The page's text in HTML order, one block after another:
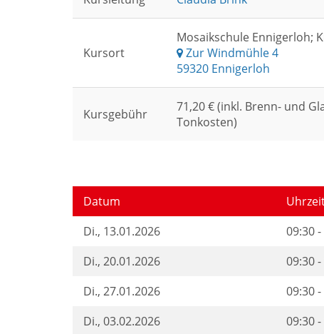
Kursort
Mosaikschule Ennigerloh;
Zur Windmühle 4
59320 Ennigerloh
Kursgebühr
71,20 € (inkl. Brenn- und
Tonkosten)
Datum
Di., 13.01.2026 09:30
Di., 20.01.2026 09:30
Di., 27.01.2026 09:30
Di., 03.02.2026 09:30